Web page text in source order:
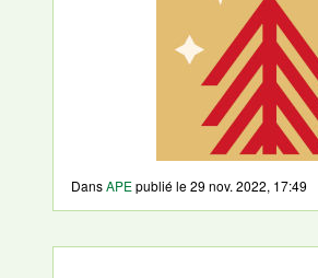
DansAPEpublié le29 nov. 2022, 17:49